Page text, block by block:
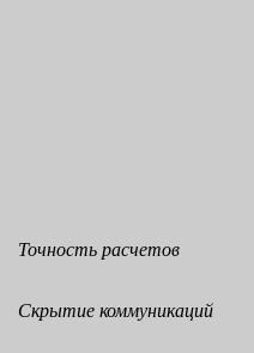
Точность расчетов
Скрытие коммуникаций